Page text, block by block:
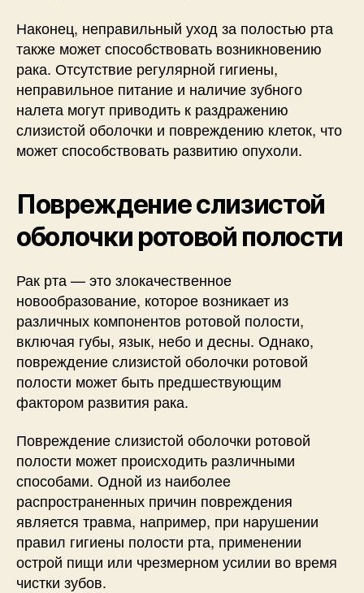
Наконец, неправильный уход за полостью рта
также может способствовать возникновению
рака. Отсутствие регулярной гигиены,
неправильное питание и наличие зубного
налета могут приводить к раздражению
слизистой оболочки и повреждению клеток, что
может способствовать развитию опухоли.
Повреждение слизистой
оболочки ротовой полости
Рак рта — это злокачественное
новообразование, которое возникает из
различных компонентов ротовой полости,
включая губы, язык, небо и десны. Однако,
повреждение слизистой оболочки ротовой
полости может быть предшествующим
фактором развития рака.
Повреждение слизистой оболочки ротовой
полости может происходить различными
способами. Одной из наиболее
распространенных причин повреждения
является травма, например, при нарушении
правил гигиены полости рта, применении
острой пищи или чрезмерном усилии во время
чистки зубов.